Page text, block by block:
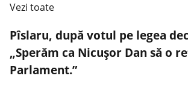
Vezi toate
Pîslaru, după votul pe legea
„Sperăm ca Nicușor Dan să o
Parlament.”